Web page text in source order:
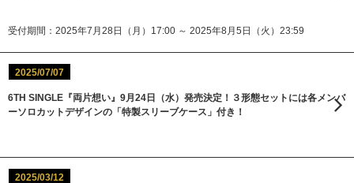
受付期間：2025年7月28日（月）17:00 ～ 2025年8月5日（火）23:59
2025/07/07
6TH SINGLE『両片想い』9月24日（水）発売決定！３形態セットには各メンバ
ーソロカットデザインの「特製スリーブケース」付き！
2025/03/12